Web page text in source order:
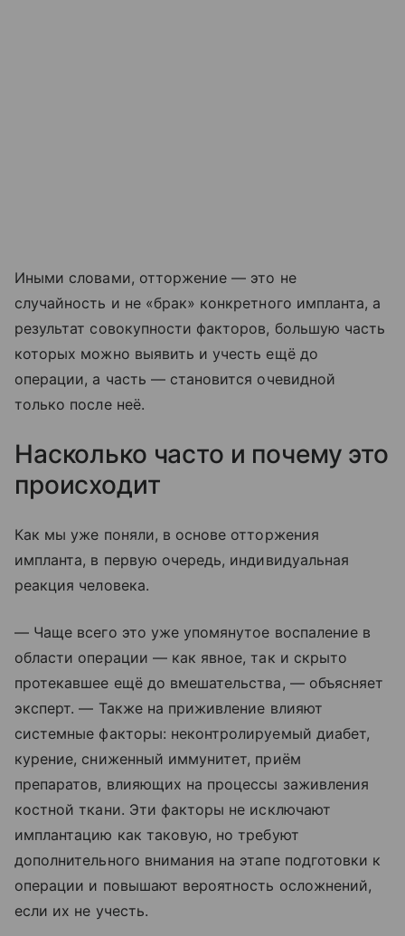
Иными словами, отторжение — это не
случайность и не «брак» конкретного импланта, а
результат совокупности факторов, большую часть
которых можно выявить и учесть ещё до
операции, а часть — становится очевидной
только после неё.
Насколько часто и почему это
происходит
Как мы уже поняли, в основе отторжения
импланта, в первую очередь, индивидуальная
реакция человека.
— Чаще всего это уже упомянутое воспаление в
области операции — как явное, так и скрыто
протекавшее ещё до вмешательства, — объясняет
эксперт. — Также на приживление влияют
системные факторы: неконтролируемый диабет,
курение, сниженный иммунитет, приём
препаратов, влияющих на процессы заживления
костной ткани. Эти факторы не исключают
имплантацию как таковую, но требуют
дополнительного внимания на этапе подготовки к
операции и повышают вероятность осложнений,
если их не учесть.